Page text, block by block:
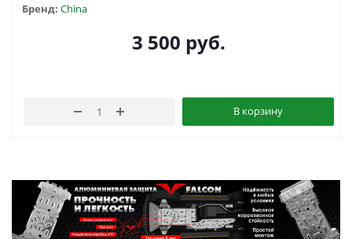
Бренд: China
3 500 руб.
В корзину